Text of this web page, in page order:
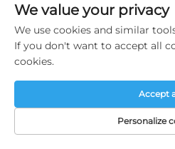
намаляват
пламтва, запазвайки
сградата по време на
подобрява общата
Каква роля играят
We value your privacy
We use cookies and similar
If you don't want to accept all
cookies.
Personalize
Accept